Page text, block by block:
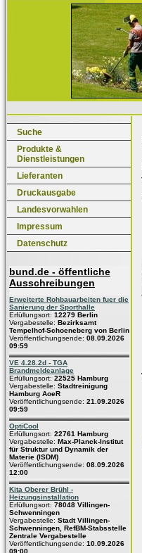
Suche
Produkte &
Dienstleistungen
Lieferanten
Druckausgabe
Landesvorwahlen
Impressum
Datenschutz
bund.de - öffentliche
Ausschreibungen
Erweiterte Rohbauarbeiten fuer die
Sanierung der Sporthalle
Erfüllungsort: 12279 Berlin
Vergabestelle: Bezirksamt
Tempelhof-Schoeneberg von Berlin
Veröffentlichungsende: 08.09.2026
09:59
VE 4.28.2d - TGA
Brandmeldeanlage
Erfüllungsort: 22525 Hamburg
Vergabestelle: Stadtreinigung
Hamburg AoeR
Veröffentlichungsende: 21.09.2026
09:59
OptiCool
Erfüllungsort: 22761 Hamburg
Vergabestelle: Max-Planck-Institut
für Struktur und Dynamik der
Materie (ISDM)
Veröffentlichungsende: 08.09.2026
12:00
Kita Oberer Brühl -
Heizungsinstallation
Erfüllungsort: 78048 Villingen-
Schwenningen
Vergabestelle: Stadt Villingen-
Schwenningen, RefBM-Stabsstelle
Zentrale Vergabestelle
Veröffentlichungsende: 10.09.2026
09:00